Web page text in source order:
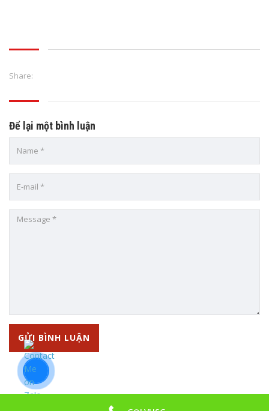
Share:
Để lại một bình luận
TRUNG TÂM ANH NGỮ VIỆT MỸ SÀI GÒN VUSG
Add: 320/2A Đông Hưng Thuận 2, P. Đông Hưng Thuận, Quận
12, TP.HCM
CN1: 144-146-148 Trịnh Quang Nghị, P.7, Quận 8, TP.HCM
Tel: 028.2253.6366 - 0868.993.997
Copyright © 2018 VIỆT MỸ SÀI GÒN